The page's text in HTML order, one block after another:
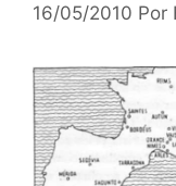
16/05/2010 Por